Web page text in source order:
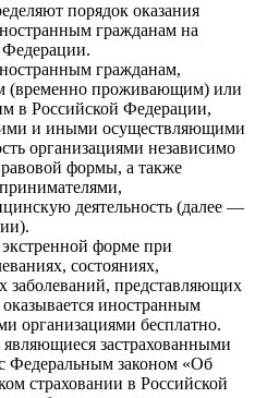
порядок оказания
гражданам на
Федерации.
гражданам,
(временно проживающим) или
в Российской Федерации,
и иными осуществляющими
организациями независимо
формы, а также
деятельность (далее —
форме при
состояниях,
заболеваний, представляющих
иностранным
организациями бесплатно.
застрахованными
Федеральным законом «Об
страховании в Российской